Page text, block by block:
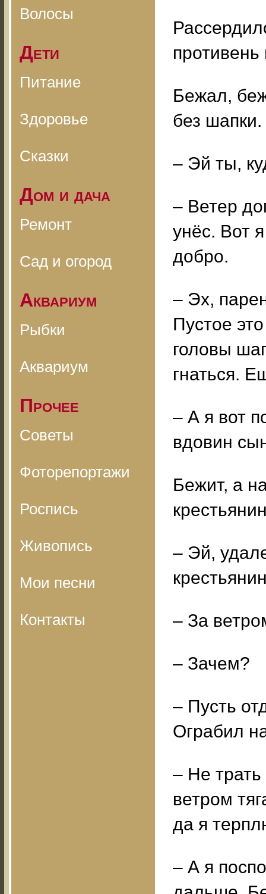
Волосы
Дети
Питание
Здоровье
Сказки
Дом и дача
Ремонт
Сад и огород
Аквариум
Рыбки
Аквариум
Прочее
Советы
Фоторепортажи
Роспись
Живопись
Мои песни
Контакты
противень
Бежал,
без шапки.
– Эй ты,
– Ветер
унёс. Вот
добро.
– Эх,
Пустое
головы
гнаться.
– А я вот
вдовин
Бежит, а
– Эй,
– За
– Зачем?
– Пусть
Ограбил
– Не трать
ветром
да я
– А я